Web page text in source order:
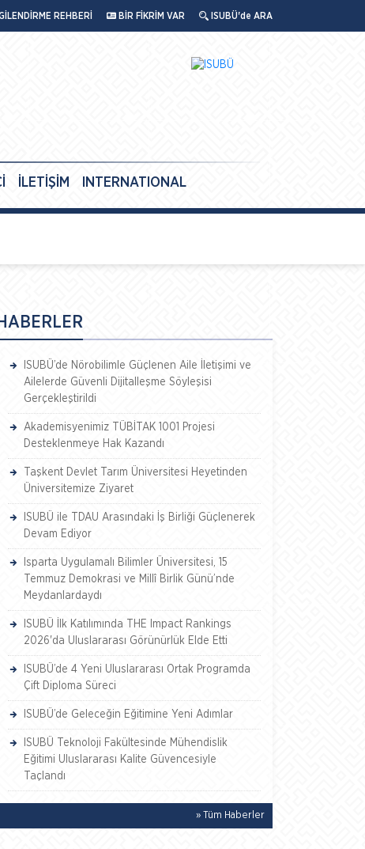
REHBERİ BİR FİKRİM VAR ISUBÜ'de ARA
İLETİŞİM INTERNATIONAL
HABERLER
ISUBÜ’de Nörobilimle Güçlenen Aile İletişimi ve
Ailelerde Güvenli Dijitalleşme Söyleşisi
Gerçekleştirildi
Akademisyenimiz TÜBİTAK 1001 Projesi
Desteklenmeye Hak Kazandı
Taşkent Devlet Tarım Üniversitesi Heyetinden
Üniversitemize Ziyaret
ISUBÜ ile TDAU Arasındaki İş Birliği Güçlenerek
Devam Ediyor
Isparta Uygulamalı Bilimler Üniversitesi, 15
Temmuz Demokrasi ve Millî Birlik Günü’nde
Meydanlardaydı
ISUBÜ İlk Katılımında THE Impact Rankings
2026'da Uluslararası Görünürlük Elde Etti
ISUBÜ’de 4 Yeni Uluslararası Ortak Programda
Çift Diploma Süreci
ISUBÜ’de Geleceğin Eğitimine Yeni Adımlar
ISUBÜ Teknoloji Fakültesinde Mühendislik
Eğitimi Uluslararası Kalite Güvencesiyle
Taçlandı
» Tüm Haberler